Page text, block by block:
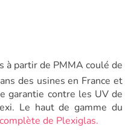
à partir de PMMA coulé de
des usines en France et
garantie contre les UV de
Le haut de gamme du
de Plexiglas.